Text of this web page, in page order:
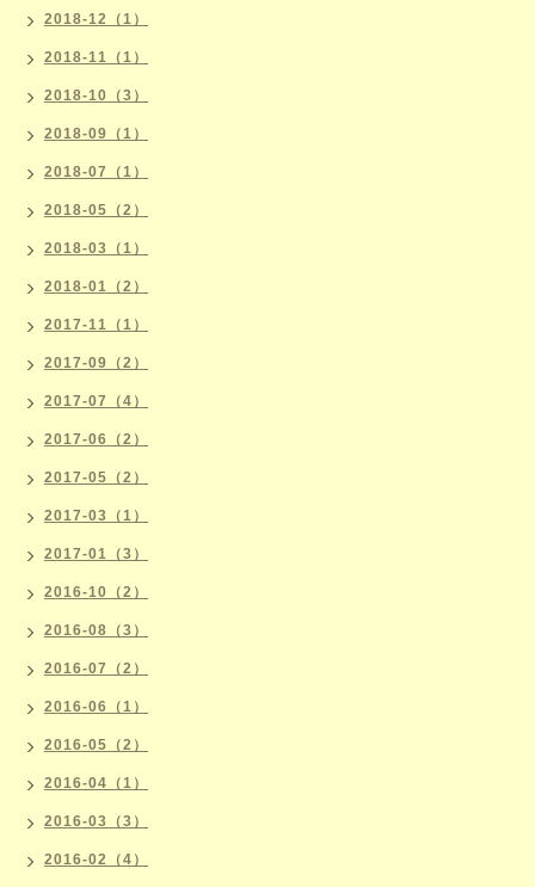
2018-12（1）
2018-11（1）
2018-10（3）
2018-09（1）
2018-07（1）
2018-05（2）
2018-03（1）
2018-01（2）
2017-11（1）
2017-09（2）
2017-07（4）
2017-06（2）
2017-05（2）
2017-03（1）
2017-01（3）
2016-10（2）
2016-08（3）
2016-07（2）
2016-06（1）
2016-05（2）
2016-04（1）
2016-03（3）
2016-02（4）